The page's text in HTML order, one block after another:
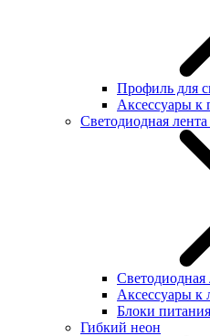
Профиль для
Аксессуары
Светодиодная
Светодиодная
Аксессуары к
Блоки
Гибкий неон